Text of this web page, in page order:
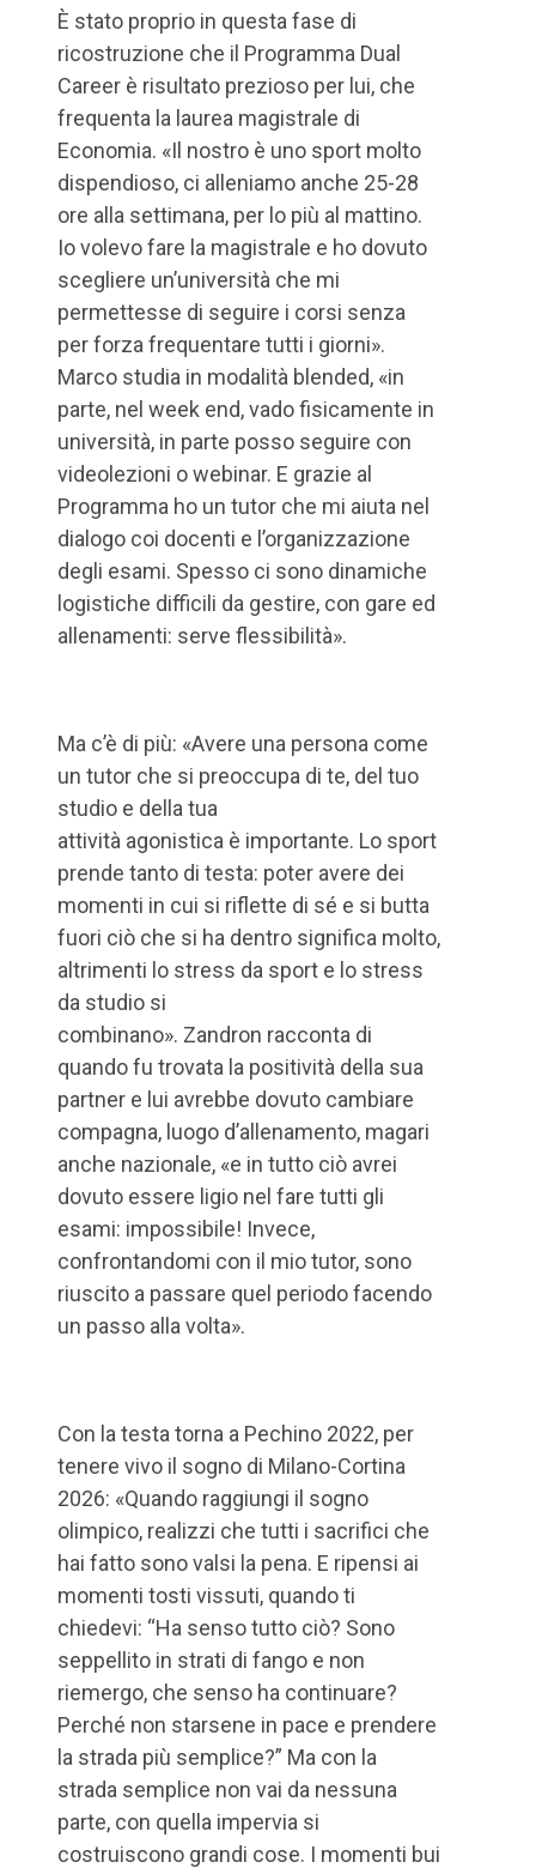
È stato proprio in questa fase di
ricostruzione che il Programma Dual
Career è risultato prezioso per lui, che
frequenta la laurea magistrale di
Economia. «Il nostro è uno sport molto
dispendioso, ci alleniamo anche 25-28
ore alla settimana, per lo più al mattino.
Io volevo fare la magistrale e ho dovuto
scegliere un’università che mi
permettesse di seguire i corsi senza
per forza frequentare tutti i giorni».
Marco studia in modalità blended, «in
parte, nel week end, vado fisicamente in
università, in parte posso seguire con
videolezioni o webinar. E grazie al
Programma ho un tutor che mi aiuta nel
dialogo coi docenti e l’organizzazione
degli esami. Spesso ci sono dinamiche
logistiche difficili da gestire, con gare ed
allenamenti: serve flessibilità».
Ma c’è di più: «Avere una persona come
un tutor che si preoccupa di te, del tuo
studio e della tua
attività agonistica è importante. Lo sport
prende tanto di testa: poter avere dei
momenti in cui si riflette di sé e si butta
fuori ciò che si ha dentro significa molto,
altrimenti lo stress da sport e lo stress
da studio si
combinano». Zandron racconta di
quando fu trovata la positività della sua
partner e lui avrebbe dovuto cambiare
compagna, luogo d’allenamento, magari
anche nazionale, «e in tutto ciò avrei
dovuto essere ligio nel fare tutti gli
esami: impossibile! Invece,
confrontandomi con il mio tutor, sono
riuscito a passare quel periodo facendo
un passo alla volta».
Con la testa torna a Pechino 2022, per
tenere vivo il sogno di Milano-Cortina
2026: «Quando raggiungi il sogno
olimpico, realizzi che tutti i sacrifici che
hai fatto sono valsi la pena. E ripensi ai
momenti tosti vissuti, quando ti
chiedevi: “Ha senso tutto ciò? Sono
seppellito in strati di fango e non
riemergo, che senso ha continuare?
Perché non starsene in pace e prendere
la strada più semplice?” Ma con la
strada semplice non vai da nessuna
parte, con quella impervia si
costruiscono grandi cose. I momenti bui